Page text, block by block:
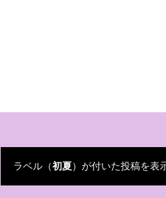
投ラベル（初夏）が付いた投稿を表